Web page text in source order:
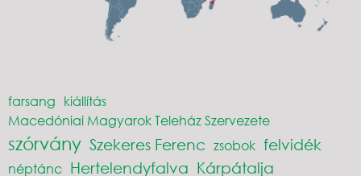
farsang kiállítás
Macedóniai Magyarok Teleház Szervezete
szórvány Szekeres Ferenc zsobok felvidék
néptánc Hertelendyfalva Kárpátalja